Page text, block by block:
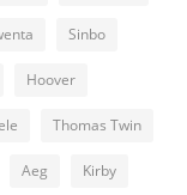
Sinbo
Hoover
Thomas Twin
Aeg Kirby